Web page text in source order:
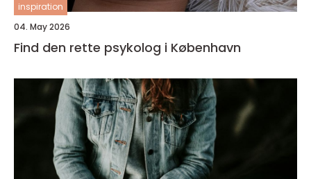
inspiration
04. May 2026
Find den rette psykolog i København